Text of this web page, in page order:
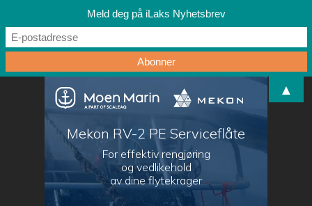
Meld deg på iLaks Nyhetsbrev
▲